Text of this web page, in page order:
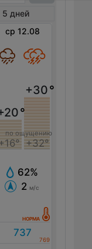
5 дней
ср 12.08
°
+16°
+30°
+32°
по ощущению
62%
2 м/с